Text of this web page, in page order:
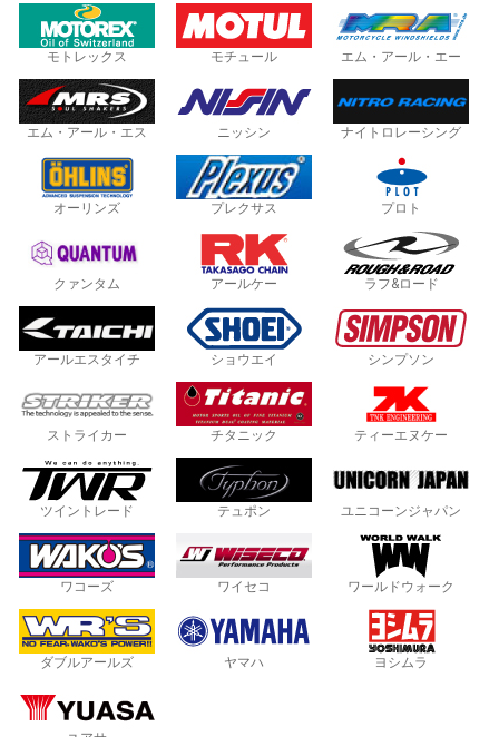
モトレックス モチュール エム・アール・エー
エム・アール・エス ニッシン ナイトロレーシング
オーリンズ プレクサス プロト
クァンタム アールケー ラフ&ロード
アールエスタイチ ショウエイ シンプソン
ストライカー チタニック ティーエヌケー
ツイントレード テュポン ユニコーンジャパン
ワコーズ ワイセコ ワールドウォーク
ダブルアールズ ヤマハ ヨシムラ